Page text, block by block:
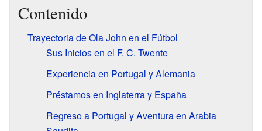
Contenido
Trayectoria de Ola John en el Fútbol
Sus Inicios en el F. C. Twente
Experiencia en Portugal y Alemania
Préstamos en Inglaterra y España
Regreso a Portugal y Aventura en Arabia